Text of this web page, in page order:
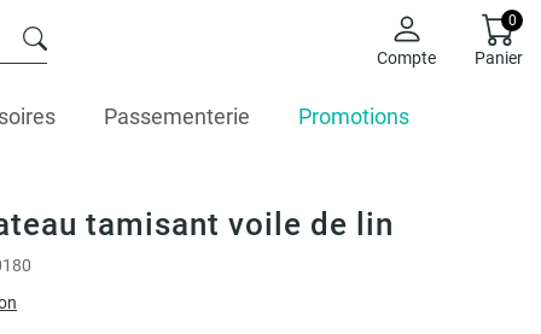
Compte
0
Panier
Passementerie Promotions
tamisant voile de lin